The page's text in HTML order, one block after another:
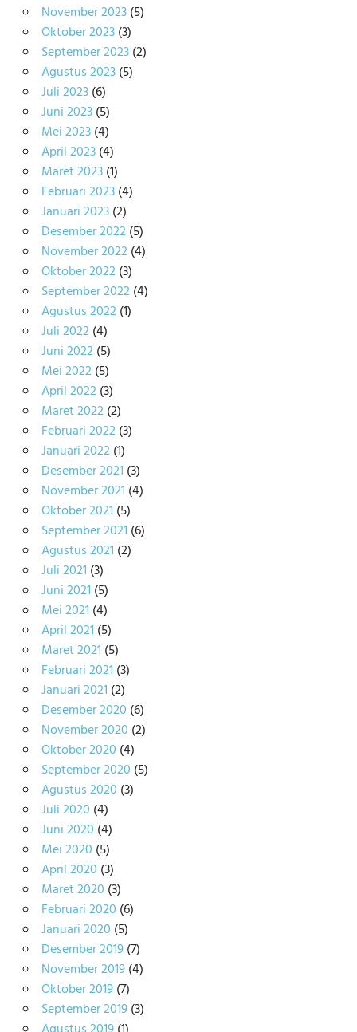
November 2023(5)
Oktober 2023(3)
September 2023(2)
Agustus 2023(5)
Juli 2023(6)
Juni 2023(5)
Mei 2023(4)
April 2023(4)
Maret 2023(1)
Februari 2023(4)
Januari 2023(2)
Desember 2022(5)
November 2022(4)
Oktober 2022(3)
September 2022(4)
Agustus 2022(1)
Juli 2022(4)
Juni 2022(5)
Mei 2022(5)
April 2022(3)
Maret 2022(2)
Februari 2022(3)
Januari 2022(1)
Desember 2021 (3)
November 2021 (4)
Oktober 2021 (5)
September 2021 (6)
Agustus 2021 (2)
Juli 2021 (3)
Juni 2021 (5)
Mei 2021 (4)
April 2021 (5)
Maret 2021 (5)
Februari 2021 (3)
Januari 2021 (2)
Desember 2020 (6)
November 2020 (2)
Oktober 2020 (4)
September 2020 (5)
Agustus 2020 (3)
Juli 2020 (4)
Juni 2020 (4)
Mei 2020 (5)
April 2020 (3)
Maret 2020 (3)
Februari 2020 (6)
Januari 2020 (5)
Desember 2019(7)
November 2019(4)
Oktober 2019(7)
September 2019(3)